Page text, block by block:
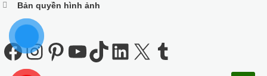
Bản quyền hình ảnh
Facebook
Instagram
Pinterest
Youtube
TikTok
LinkedIn
X Tumblr